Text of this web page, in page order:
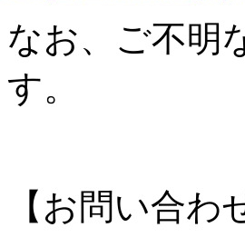
なお、ご不明
す。
【お問い合わ